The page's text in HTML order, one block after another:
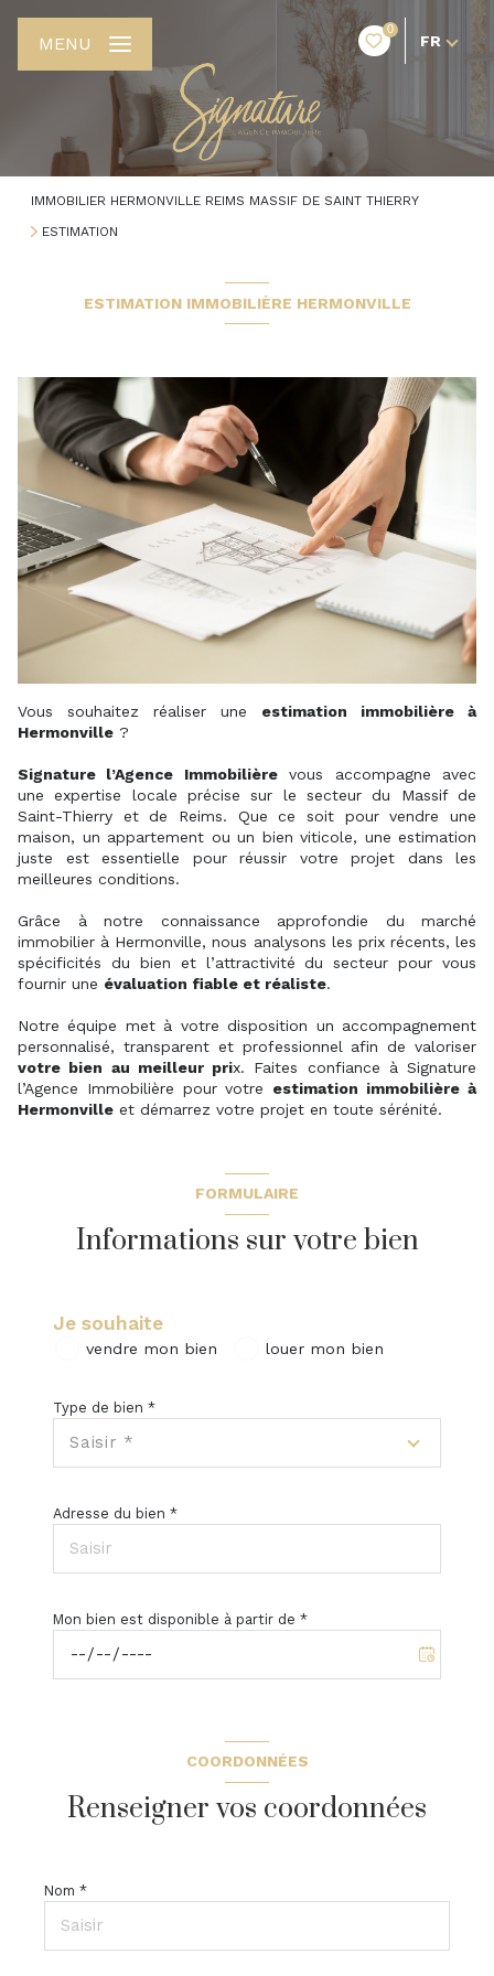
0
FR
MENU
IMMOBILIER HERMONVILLE REIMS MASSIF DE SAINT THIERRY
ESTIMATION
ESTIMATION IMMOBILIÈRE HERMONVILLE
Vous souhaitez réaliser une estimation immobilière à
Hermonville ?
Signature l’Agence Immobilièrevous accompagne avec
une expertise locale précise sur le secteur du Massif de
Saint-Thierry et de Reims. Que ce soit pour vendre une
maison, un appartement ou un bien viticole, une estimation
juste est essentielle pour réussir votre projet dans les
meilleures conditions.
Grâce à notre connaissance approfondie du marché
immobilier à Hermonville, nous analysons les prix récents, les
spécificités du bien et l’attractivité du secteur pour vous
fournir une évaluation fiable et réaliste.
Notre équipe met à votre disposition un accompagnement
personnalisé, transparent et professionnel afin de valoriser
votre bien au meilleur prix. Faites confiance à Signature
l’Agence Immobilière pour votre estimation immobilière à
Hermonville et démarrez votre projet en toute sérénité.
FORMULAIRE
Informations sur votre bien
Je souhaite
vendre mon bien louer mon bien
Type de bien *
Saisir *
Adresse du bien *
Mon bien est disponible à partir de *
COORDONNÉES
Renseigner vos coordonnées
Nom *